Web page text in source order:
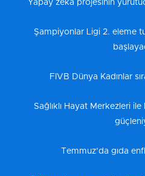
Yapay zeka projesinin
Şampiyonlar Ligi 2. eleme
FIVB Dünya Kadınlar
Sağlıklı Hayat Merkezleri
Temmuz’da gıda